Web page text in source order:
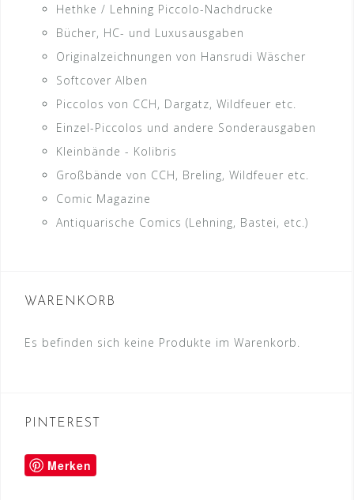
Hethke / Lehning Piccolo-Nachdrucke
Bücher, HC- und Luxusausgaben
Originalzeichnungen von Hansrudi Wäscher
Softcover Alben
Piccolos von CCH, Dargatz, Wildfeuer etc.
Einzel-Piccolos und andere Sonderausgaben
Kleinbände - Kolibris
Großbände von CCH, Breling, Wildfeuer etc.
Comic Magazine
Antiquarische Comics (Lehning, Bastei, etc.)
WARENKORB
Es befinden sich keine Produkte im Warenkorb.
PINTEREST
Merken